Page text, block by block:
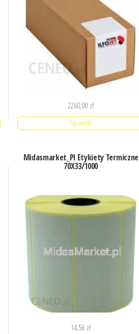
2260,00 zł
Sprawdź
Midasmarket_Pl Etykiety Termiczne
70X33/1000
14,56 zł